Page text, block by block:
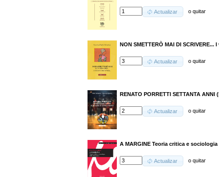
Actualizar oquitar
NON SMETTERÒ MAI DI
Actualizar oquitar
RENATO PORRETTI SETTANTA ANNI
Actualizar oquitar
A MARGINE Teoria critica e
Actualizar oquitar